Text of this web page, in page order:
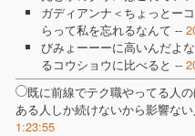
ガディアンナ＜ちょっとー
らって私を忘れるなんて --
びみょーーーに高いんだよ
るコウショウに比べると --
既に前線でテク職やってる人
ある人しか続けないから影響な
1:23:55